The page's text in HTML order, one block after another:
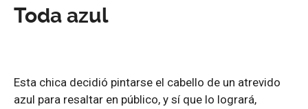
Toda azul
Esta chica decidió pintarse el cabello de un atrevido
azul para resaltar en público, y sí que lo logrará,